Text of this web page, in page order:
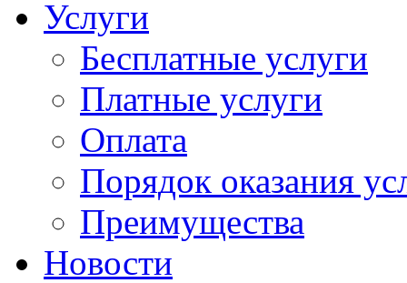
Услуги
Бесплатные услуги
Платные услуги
Оплата
Порядок оказания
Преимущества
Новости